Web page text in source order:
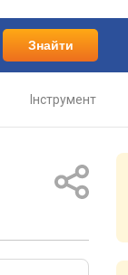
Знайти
Інструмент